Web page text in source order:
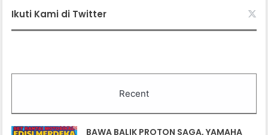
Ikuti Kami di Twitter
Recent
BAWA BALIK PROTON SAGA, YAMAHA